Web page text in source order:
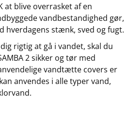
at blive overrasket af en
vandbestandighed gør,
hverdagens stænk, sved og fugt.
rigtig at gå i vandet, skal du
2 sikker og tør med
vandtætte covers er
anvendes i alle typer vand,